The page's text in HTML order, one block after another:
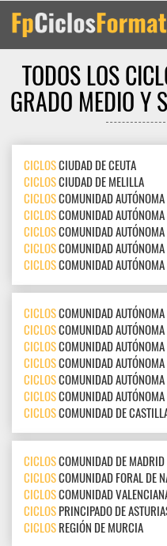
TODOS LOS
GRADO MEDIO Y
CICLOSCIUDAD DE CEUTA
CICLOSCIUDAD DE MELILLA
CICLOSCOMUNIDAD
CICLOSCOMUNIDAD AUTÓNOMA
CICLOSCOMUNIDAD
CICLOSCOMUNIDAD
CICLOSCOMUNIDAD
CICLOSCOMUNIDAD
CICLOSCOMUNIDAD
CICLOSCOMUNIDAD
CICLOSCOMUNIDAD
CICLOSCOMUNIDAD
CICLOSCOMUNIDAD
CICLOSCOMUNIDAD DE
CICLOSCOMUNIDAD DE MADRID
CICLOSCOMUNIDAD FORAL DE
CICLOSCOMUNIDAD
CICLOSPRINCIPADO DE
CICLOSREGIÓN DE MURCIA